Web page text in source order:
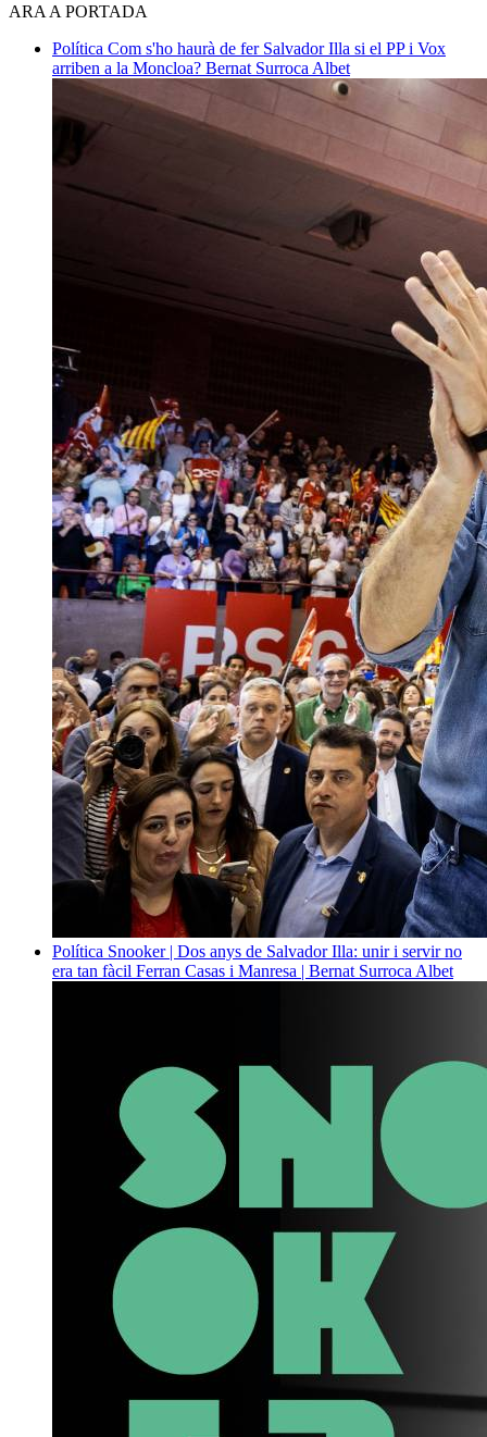
ARA A PORTADA
Política Com s'ho haurà de fer Salvador Illa si el PP i Vox
arriben a la Moncloa? Bernat Surroca Albet
Política Snooker | Dos anys de Salvador Illa: unir i servir no
era tan fàcil Ferran Casas i Manresa | Bernat Surroca Albet